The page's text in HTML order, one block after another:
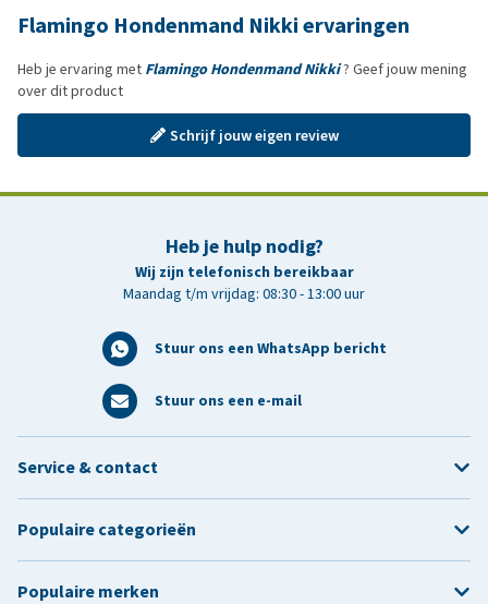
Flamingo Hondenmand Nikki ervaringen
Heb je ervaring met Flamingo Hondenmand Nikki? Geef jouw mening
over dit product
Schrijf jouw eigen review
Heb je hulp nodig?
Wij zijn telefonisch bereikbaar
Maandag t/m vrijdag: 08:30 - 13:00 uur
Stuur ons een WhatsApp bericht
Stuur ons een e-mail
Service & contact
Populaire categorieën
Populaire merken